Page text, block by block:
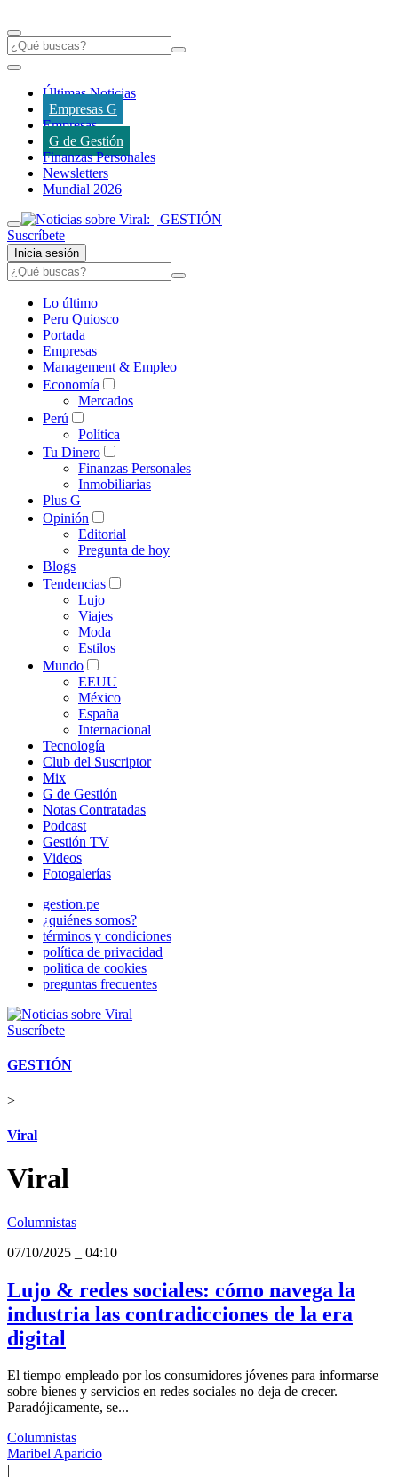
Últimas Noticias
Empresas G
Empresas
G de Gestión
Finanzas Personales
Newsletters
Mundial 2026
Suscríbete
Inicia sesión
Lo último
Peru Quiosco
Portada
Empresas
Management & Empleo
Economía
Mercados
Perú
Política
Tu Dinero
Finanzas Personales
Inmobiliarias
Plus G
Opinión
Editorial
Pregunta de hoy
Blogs
Tendencias
Lujo
Viajes
Moda
Estilos
Mundo
EEUU
México
España
Internacional
Tecnología
Club del Suscriptor
Mix
G de Gestión
Notas Contratadas
Podcast
Gestión TV
Videos
Fotogalerías
gestion.pe
¿quiénes somos?
términos y condiciones
política de privacidad
politica de cookies
preguntas frecuentes
Suscríbete
GESTIÓN
>
Viral
Viral
Columnistas
07/10/2025
04:10
Lujo & redes sociales: cómo navega la
industria las contradicciones de la era
digital
El tiempo empleado por los consumidores jóvenes para informarse
sobre bienes y servicios en redes sociales no deja de crecer.
Paradójicamente, se...
Columnistas
Maribel Aparicio